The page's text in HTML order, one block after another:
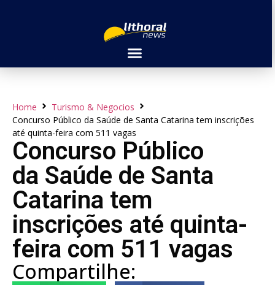
Home
Turismo & Negocios
Concurso Público da Saúde de Santa Catarina tem inscrições
até quinta-feira com 511 vagas
Concurso Público
da Saúde de Santa
Catarina tem
inscrições até quinta-
feira com 511 vagas
Compartilhe: